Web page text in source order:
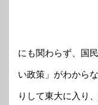
にも関わらず、国
い政策」がわから
りして東大に入り